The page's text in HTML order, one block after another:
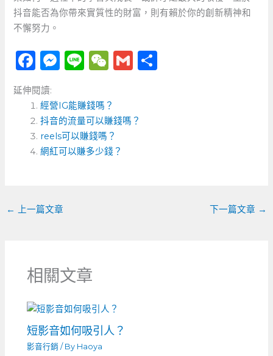
抖音能否為你帶來實質性的財富，則有賴於你的創新精神和
不懈努力。
F
a
c
e
b
o
M
ss
e
n
g
Li
e
W
C
h
a
t
G
l
延伸閱讀:
經營IG能賺錢嗎？
抖音的流量可以賺錢嗎？
reels可以賺錢嗎？
網紅可以賺多少錢？
← 上一篇文章 下一篇文章 →
相關文章
短影音如何吸引人？
影音行銷 / By Haoya